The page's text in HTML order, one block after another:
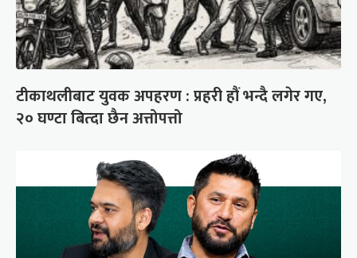
टीकाथलीबाट युवक अपहरण : प्रहरी हौं भन्दै लगेर गए,
२० घण्टा बित्दा छैन अत्तोपत्तो